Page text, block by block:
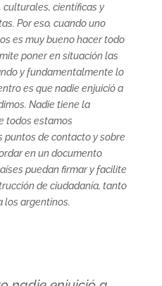
culturales, científicas y
Por eso, cuando uno
es muy bueno hacer todo
poner en situación las
y fundamentalmente lo
es que nadie enjuició a
Nadie tiene la
todos estamos
puntos de contacto y sobre
en un documento
puedan firmar y facilite
de ciudadanía, tanto
los argentinos.